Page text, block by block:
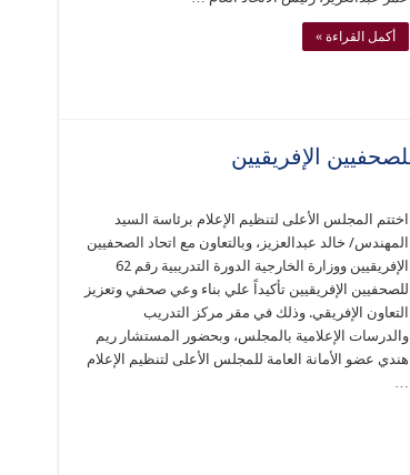
أكمل القراءة »
اختتم المجلس الأعلى لتنظيم الإعلام برئاسة السيد
المهندس/ خالد عبدالعزيز، وبالتعاون مع اتحاد الصحفيين
الإفريقيين ووزارة الخارجية الدورة التدريبية رقم 62
للصحفيين الإفريقيين تأكيداً علي بناء وعي صحفي وتعزيز
التعاون الإفريقي. وذلك في مقر مركز التدريب
والدرسات الإعلامية بالمجلس، وبحضور المستشار ريم
هندي عضو الأمانة العامة للمجلس الأعلى لتنظيم الإعلام
…